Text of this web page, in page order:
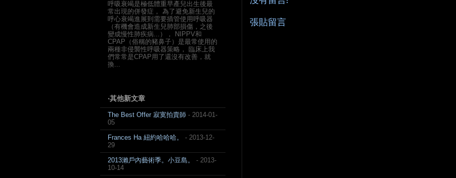
張貼留言
呼吸衰竭是極低體重早產兒出生後最
常出現的併發症， 為了避免新生兒的
呼心衰竭進展到需要插管使用呼吸器
（有機會造成新生兒肺部損傷，之後
變成慢性肺疾病...）， NIPPV和
CPAP（俗稱的豬鼻子）是最常使用的
兩種非侵襲性呼吸器策略， 臨床上我
們常常是CPAP用了還沒有改善，就
換...
‧其他新文章
The Best Offer 寂寞拍賣師 - 2014-01-
05
Frances Ha 紐約哈哈哈。
- 2013-12-
29
2013瀨戶內藝術季。小豆島。
- 2013-
10-14